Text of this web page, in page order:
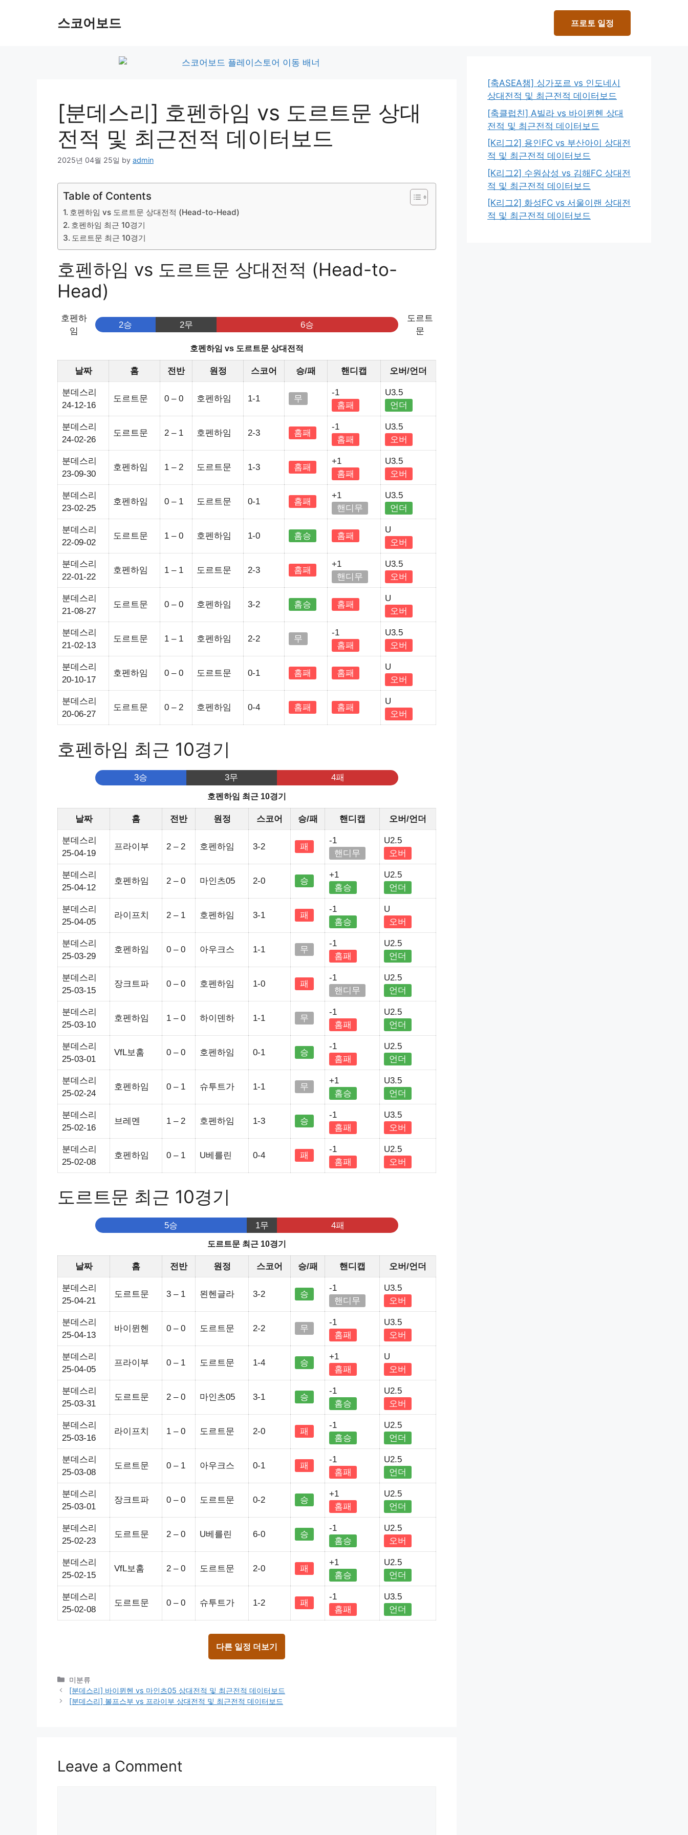
스코어보드 프로토 일정
[분데스리] 호펜하임 vs 도르트문 상대
전적 및 최근전적 데이터보드
2025년 04월 25일 by admin
Table of Contents
호펜하임 vs 도르트문 상대전적 (Head-to-Head)
호펜하임 최근 10경기
도르트문 최근 10경기
호펜하임 vs 도르트문 상대전적 (Head-to-
Head)
호펜하
임
2승 2무 6승
도르트
문
호펜하임 vs 도르트문 상대전적
날짜 홈 전반 원정 스코어 승/패 핸디캡 오버/언더
분데스리
24-12-16
도르트문 0 – 0 호펜하임 1-1 무
-1
홈패
U3.5
언더
분데스리
24-02-26
도르트문 2 – 1 호펜하임 2-3 홈패
-1
홈패
U3.5
오버
분데스리
23-09-30
호펜하임 1 – 2 도르트문 1-3 홈패
+1
홈패
U3.5
오버
분데스리
23-02-25
호펜하임 0 – 1 도르트문 0-1 홈패
+1
핸디무
U3.5
언더
분데스리
22-09-02
도르트문 1 – 0 호펜하임 1-0 홈승 홈패
U
오버
분데스리
22-01-22
호펜하임 1 – 1 도르트문 2-3 홈패
+1
핸디무
U3.5
오버
분데스리
21-08-27
도르트문 0 – 0 호펜하임 3-2 홈승 홈패
U
오버
분데스리
21-02-13
도르트문 1 – 1 호펜하임 2-2 무
-1
홈패
U3.5
오버
분데스리
20-10-17
호펜하임 0 – 0 도르트문 0-1 홈패 홈패
U
오버
분데스리
20-06-27
도르트문 0 – 2 호펜하임 0-4 홈패 홈패
U
오버
호펜하임 최근 10경기
3승 3무 4패
호펜하임 최근 10경기
날짜 홈 전반 원정 스코어 승/패 핸디캡 오버/언더
분데스리
25-04-19
프라이부 2 – 2 호펜하임 3-2 패
-1
핸디무
U2.5
오버
분데스리
25-04-12
호펜하임 2 – 0 마인츠05 2-0 승
+1
홈승
U2.5
언더
분데스리
25-04-05
라이프치 2 – 1 호펜하임 3-1 패
-1
홈승
U
오버
분데스리
25-03-29
호펜하임 0 – 0 아우크스 1-1 무
-1
홈패
U2.5
언더
분데스리
25-03-15
장크트파 0 – 0 호펜하임 1-0 패
-1
핸디무
U2.5
언더
분데스리
25-03-10
호펜하임 1 – 0 하이덴하 1-1 무
-1
홈패
U2.5
언더
분데스리
25-03-01
VfL보훔 0 – 0 호펜하임 0-1 승
-1
홈패
U2.5
언더
분데스리
25-02-24
호펜하임 0 – 1 슈투트가 1-1 무
+1
홈승
U3.5
언더
분데스리
25-02-16
브레멘 1 – 2 호펜하임 1-3 승
-1
홈패
U3.5
오버
분데스리
25-02-08
호펜하임 0 – 1 U베를린 0-4 패
-1
홈패
U2.5
오버
도르트문 최근 10경기
5승 1무 4패
도르트문 최근 10경기
날짜 홈 전반 원정 스코어 승/패 핸디캡 오버/언더
분데스리
25-04-21
도르트문 3 – 1 묀헨글라 3-2 승
-1
핸디무
U3.5
오버
분데스리
25-04-13
바이뮌헨 0 – 0 도르트문 2-2 무
-1
홈패
U3.5
오버
분데스리
25-04-05
프라이부 0 – 1 도르트문 1-4 승
+1
홈패
U
오버
분데스리
25-03-31
도르트문 2 – 0 마인츠05 3-1 승
-1
홈승
U2.5
오버
분데스리
25-03-16
라이프치 1 – 0 도르트문 2-0 패
-1
홈승
U2.5
언더
분데스리
25-03-08
도르트문 0 – 1 아우크스 0-1 패
-1
홈패
U2.5
언더
분데스리
25-03-01
장크트파 0 – 0 도르트문 0-2 승
+1
홈패
U2.5
언더
분데스리
25-02-23
도르트문 2 – 0 U베를린 6-0 승
-1
홈승
U2.5
오버
분데스리
25-02-15
VfL보훔 2 – 0 도르트문 2-0 패
+1
홈승
U2.5
언더
분데스리
25-02-08
도르트문 0 – 0 슈투트가 1-2 패
-1
홈패
U3.5
언더
다른 일정 더보기
Categories
미분류
[분데스리] 바이뮌헨 vs 마인츠05 상대전적 및 최근전적 데이터보드
[분데스리] 볼프스부 vs 프라이부 상대전적 및 최근전적 데이터보드
Leave a Comment
[축ASEA챔] 싱가포르 vs 인도네시
상대전적 및 최근전적 데이터보드
[축클럽친] A빌라 vs 바이뮌헨 상대
전적 및 최근전적 데이터보드
[K리그2] 용인FC vs 부산아이 상대전
적 및 최근전적 데이터보드
[K리그2] 수원삼성 vs 김해FC 상대전
적 및 최근전적 데이터보드
[K리그2] 화성FC vs 서울이랜 상대전
적 및 최근전적 데이터보드